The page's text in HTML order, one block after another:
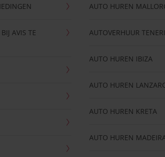
AVIS TE
AUTO HUREN
AUTOVERHUUR
AUTO HUREN IBIZA
AUTO HUREN
AUTO HUREN KRETA
AUTO HUREN